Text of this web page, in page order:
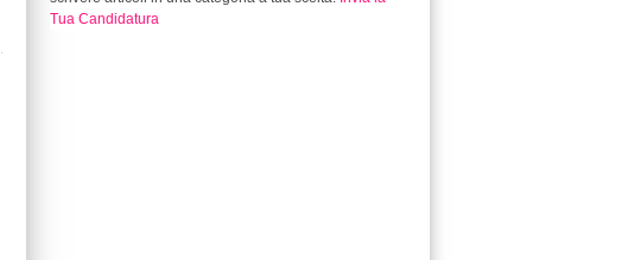
Tua Candidatura